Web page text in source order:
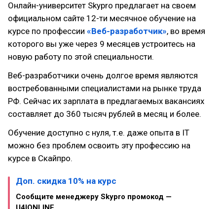
Онлайн-университет Skypro предлагает на своем
официальном сайте 12-ти месячное обучение на
курсе по профессии «Веб-разработчик», во время
которого вы уже через 9 месяцев устроитесь на
новую работу по этой специальности.
Веб-разработчики очень долгое время являются
востребованными специалистами на рынке труда
РФ. Сейчас их зарплата в предлагаемых вакансиях
составляет до 360 тысяч рублей в месяц и более.
Обучение доступно с нуля, т.е. даже опыта в IT
можно без проблем освоить эту профессию на
курсе в Скайпро.
Доп. скидка 10% на курс
Сообщите менеджеру Skypro промокод —